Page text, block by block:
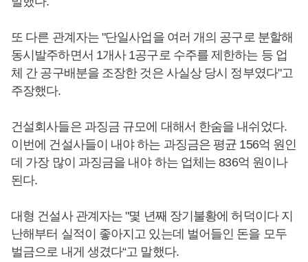
또 다른 관계자는 "단일사업을 여러 개의 공구로 분할해
동시발주하면서 1개사 1공구로 수주를 제한하는 등 업
체 간 공구배분을 조장한 것은 사실상 당시 정부였다"고
주장했다.
건설회사들은 과징금 규모에 대해서 한숨을 내쉬었다.
이번에 건설사들이 내야 하는 과징금은 평균 156억 원인
데 가장 많이 과징금을 내야 하는 업체는 836억 원이나
된다.
대형 건설사 관계자는 "몇 년째 장기불황에 허덕이다 지
난해부터 실적이 좋아지고 있는데 벌어들인 돈을 모두
벌금으로 내게 생겼다“고 말했다.